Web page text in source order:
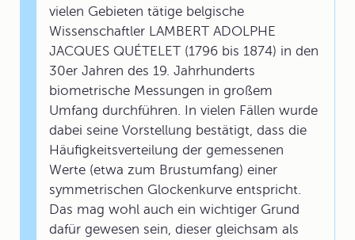
vielen Gebieten tätige belgische
Wissenschaftler LAMBERT ADOLPHE
JACQUES QUÉTELET (1796 bis 1874) in den
30er Jahren des 19. Jahrhunderts
biometrische Messungen in großem
Umfang durchführen. In vielen Fällen wurde
dabei seine Vorstellung bestätigt, dass die
Häufigkeitsverteilung der gemessenen
Werte (etwa zum Brustumfang) einer
symmetrischen Glockenkurve entspricht.
Das mag wohl auch ein wichtiger Grund
dafür gewesen sein, dieser gleichsam als